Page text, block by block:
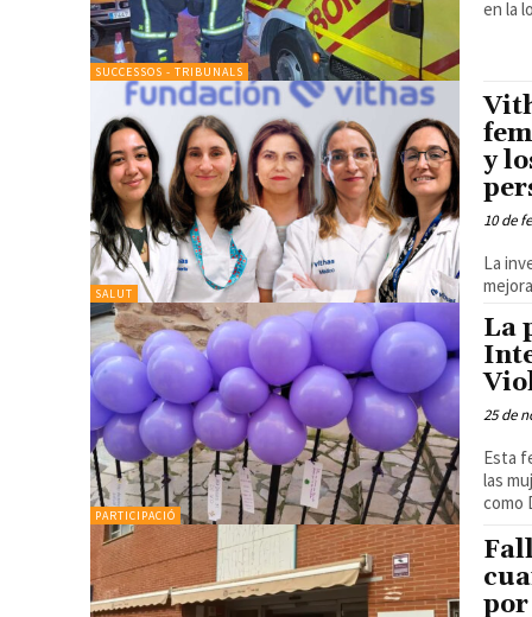
SUCCESSOS - TRIBUNALS
en la
SALUT
y
10 de
La
PARTICIPACIÓ
La
25 de
Esta
las
como